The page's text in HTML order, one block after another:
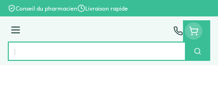
Aller au contenu
Conseil du pharmacien Livraison rapide
Menu
Rechercher